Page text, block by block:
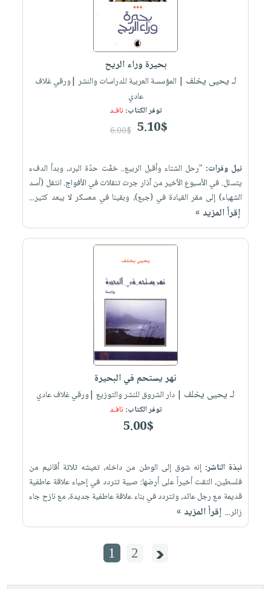
بحيرة وراء الريح
لـ يحيى يخلف | المؤسسة العربية للدراسات والنشر |ورقي غلاف
عادي
توفر الكتاب: نافـد
5.10$
6.00$
نيل وفرات: "رحل الشتاء وأقبل الربيع.. خفّت حدّة البرد، وبدأ الدفء
يتسلل. في الأسبوع الأخير من آذار جرت تنقلات في الأفواج. انتقل (أسد
الشهباء) إلى مقر القيادة في (جبع)، وبقينا في معسكر لا يبعد كثير...
إقرأ المزيد »
نهر يستحم في البحيرة
لـ يحيى يخلف | دار الشروق للنشر والتوزيع |ورقي غلاف عادي
توفر الكتاب: نافـد
5.00$
نبذة الناشر:إنه شوق إلى الوطن من داخله، تعيشه ثلاثة أقانيم من
فلسطين، التقت أخيراً على أرضها: صبية تتردد في إحياء علاقة عاطفية
قديمة مع رجل عائد، وتتردد في بناء علاقة عاطفية جديدة، مع نازح جاء
زائر... إقرأ المزيد »
1 2